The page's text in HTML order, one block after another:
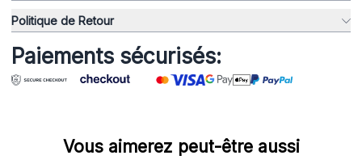
Politique de Retour
Paiements sécurisés:
Vous aimerez peut-être aussi